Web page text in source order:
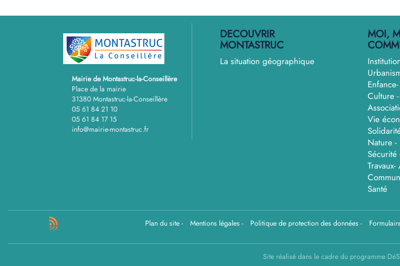
Mairie de Montastruc-la-Conseillère
Place de la mairie
31380 Montastruc-la-Conseillère
05 61 84 21 10
05 61 84 17 15
info@mairie-montastruc.fr
DECOUVRIR
MONTASTRUC
La situation géographique
MOI,
Culture
Vie
Nature -
Sécurité
Santé
Plan du site- Mentions légales- Politique de protection des données-
Site réalisé dans le cadre du programme